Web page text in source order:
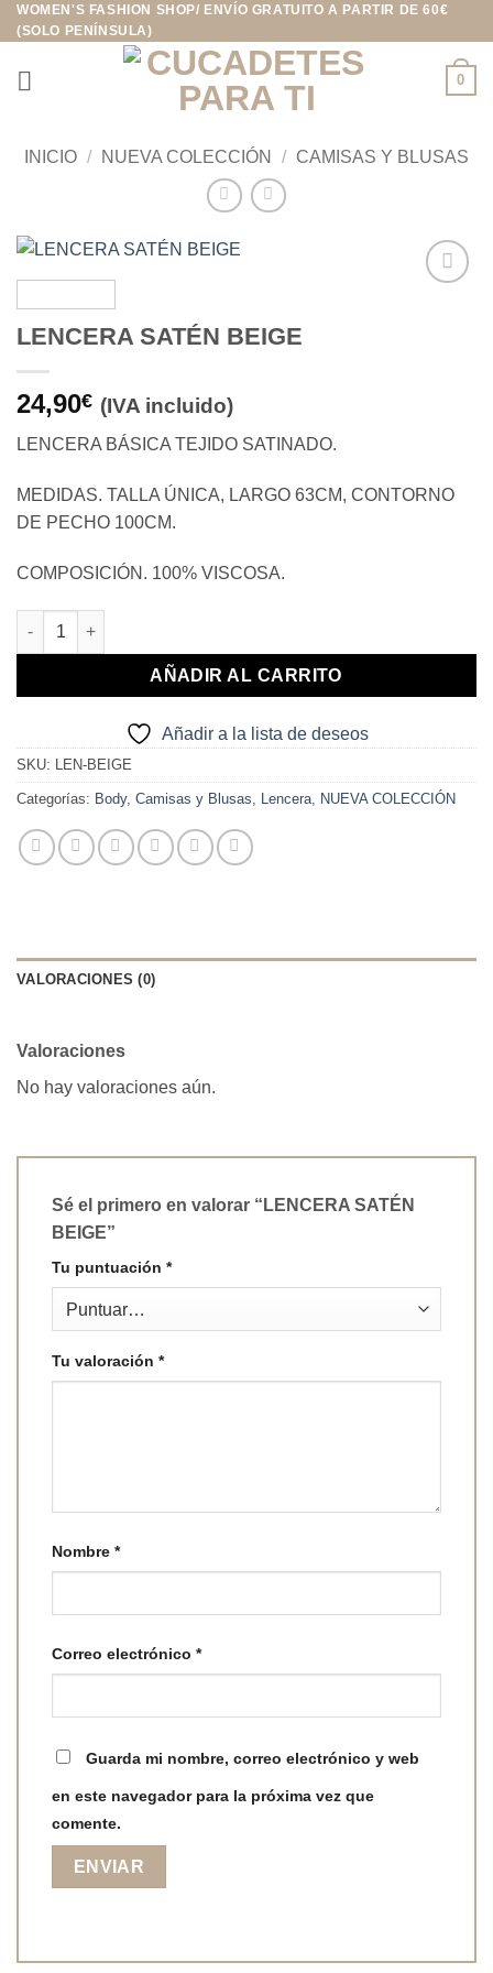
Saltar
al
contenido
WOMEN'S FASHION SHOP/ ENVÍO GRATUITO A PARTIR DE 60€
(SOLO PENÍNSULA)
0
INICIO / NUEVA COLECCIÓN / CAMISAS Y BLUSAS
LENCERA SATÉN BEIGE
24,90€ (IVA incluido)
LENCERA BÁSICA TEJIDO SATINADO.
MEDIDAS. TALLA ÚNICA, LARGO 63CM, CONTORNO
DE PECHO 100CM.
COMPOSICIÓN. 100% VISCOSA.
LENCERA SATÉN BEIGE cantidad
AÑADIR AL CARRITO
Añadir a la lista de deseos
SKU: LEN-BEIGE
Categorías: Body, Camisas y Blusas Lencera NUEVA COLECCIÓN
VALORACIONES (0)
Valoraciones
No hay valoraciones aún.
Sé el primero en valorar “LENCERA SATÉN
BEIGE”
Tu puntuación *
Tu valoración *
Nombre *
Correo electrónico *
Guarda mi nombre, correo electrónico y web
en este navegador para la próxima vez que
comente.